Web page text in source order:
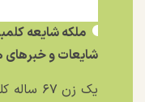
شایعات و خبر‌های
یک زن